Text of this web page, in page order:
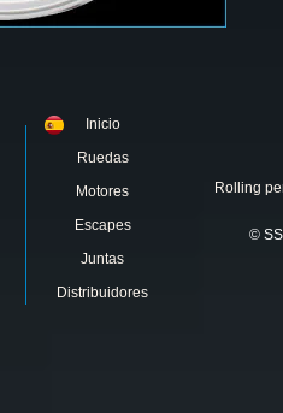
Inicio
Ruedas
Motores
Escapes
Juntas
Distribuidores
Rolling
©